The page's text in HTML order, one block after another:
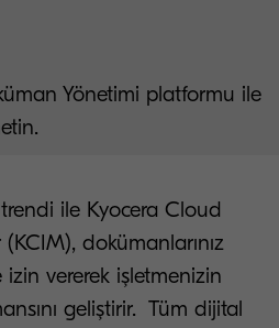
Yönetimi platformu ile
ile Kyocera Cloud
dokümanlarınız
vererek işletmenizin
geliştirir. Tüm dijital